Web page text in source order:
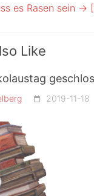
es Rasen sein →
Like
2019-11-18